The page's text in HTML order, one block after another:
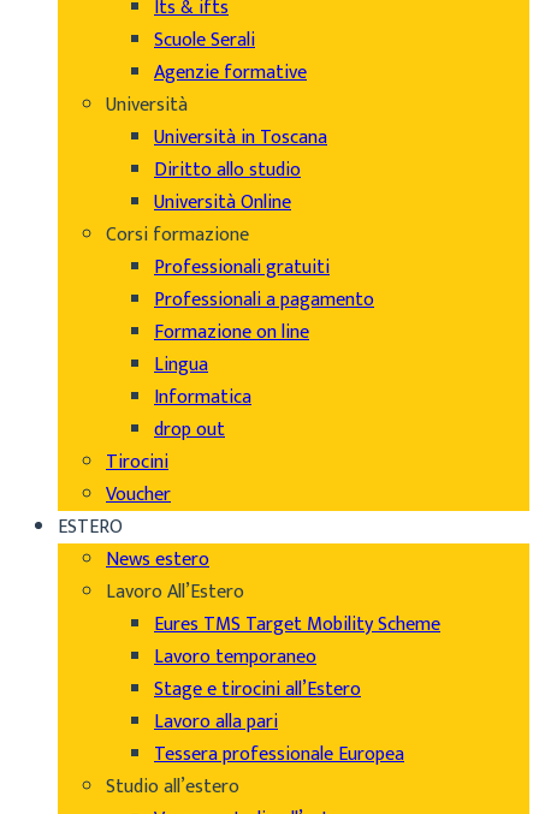
Its & ifts
Scuole Serali
Agenzie formative
Università
Università in Toscana
Diritto allo studio
Università Online
Corsi formazione
Professionali gratuiti
Professionali a pagamento
Formazione on line
Lingua
Informatica
drop out
Tirocini
Voucher
ESTERO
News estero
Lavoro All’Estero
Eures TMS Target Mobility Scheme
Lavoro temporaneo
Stage e tirocini all’Estero
Lavoro alla pari
Tessera professionale Europea
Studio all’estero